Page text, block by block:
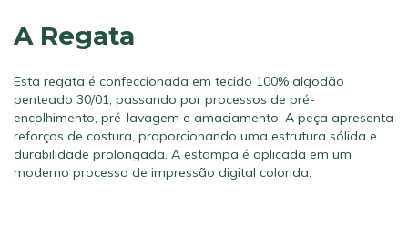
A Regata
Esta regata é confeccionada em tecido 100% algodão
penteado 30/01, passando por processos de pré-
encolhimento, pré-lavagem e amaciamento. A peça apresenta
reforços de costura, proporcionando uma estrutura sólida e
durabilidade prolongada. A estampa é aplicada em um
moderno processo de impressão digital colorida.